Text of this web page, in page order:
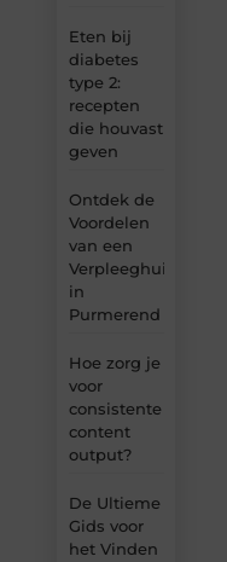
Eten bij
diabetes
type 2:
recepten
die houvast
geven
Ontdek de
Voordelen
van een
Verpleeghuis
in
Purmerend
Hoe zorg je
voor
consistente
content
output?
De Ultieme
Gids voor
het Vinden